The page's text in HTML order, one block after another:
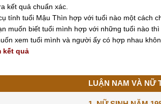
kết quả chuẩn xác.
tính tuổi Mậu Thìn hợp với tuổi nào một cách
muốn biết tuổi mình hợp với những tuổi nào
xem tuổi mình và người ấy có hợp nhau
kết quả
LUẬN NAM VÀ NỮ